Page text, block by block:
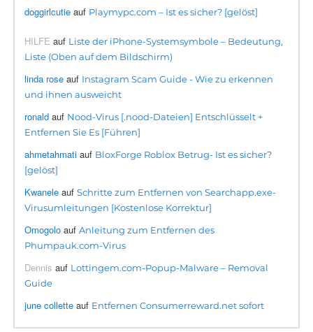
doggirlcutie auf Playmypc.com – Ist es sicher? [gelöst]
HILFE auf Liste der iPhone-Systemsymbole – Bedeutung,
Liste (Oben auf dem Bildschirm)
linda rose auf Instagram Scam Guide - Wie zu erkennen
und ihnen ausweicht
ronald auf Nood-Virus [.nood-Dateien] Entschlüsselt +
Entfernen Sie Es [Führen]
ahmetahmati auf BloxForge Roblox Betrug- Ist es sicher?
[gelöst]
Kwanele aufSchritte zum Entfernen von Searchapp.exe-
Virusumleitungen [Kostenlose Korrektur]
Omogolo aufAnleitung zum Entfernen des
Phumpauk.com-Virus
Dennis auf Lottingem.com-Popup-Malware – Removal
Guide
june collette auf Entfernen Consumerreward.net sofort